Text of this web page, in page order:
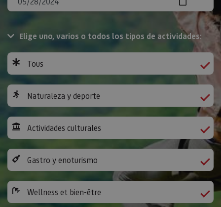
Elige uno, varios o todos los tipos de actividades:
Tous
Naturaleza y deporte
Actividades culturales
Gastro y enoturismo
Wellness et bien-être